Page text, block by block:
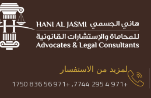
لمزيد من الاستفسار
+971 4 295 7744, +971 56 836 1750